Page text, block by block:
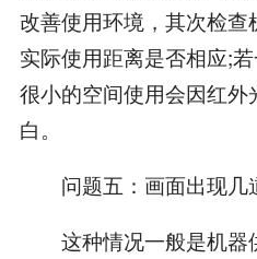
改善使用环境，其次检
实际使用距离是否相应;
很小的空间使用会因红
白。
问题五：画面出现几
这种情况一般是机器